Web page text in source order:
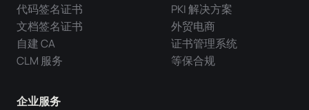
代码签名证书
文档签名证书
自建 CA
CLM 服务
企业服务
PKI 解决方案
外贸电商
证书管理系统
等保合规